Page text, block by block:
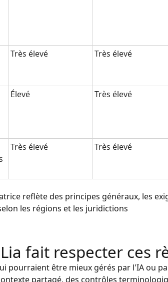
Très élevé Très élevé
Élevé Très élevé
Très élevé Très élevé
reflète des principes généraux, les
les régions et les juridictions
fait respecter ces
pourraient être mieux gérés par l'IA ou
partagé, des contrôles